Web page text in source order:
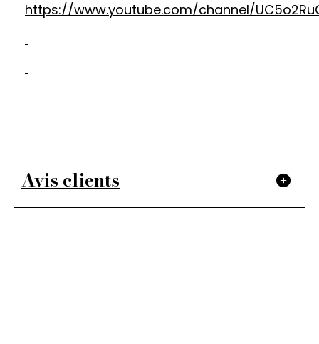
https://www.youtube.com/channel/
Avis clients